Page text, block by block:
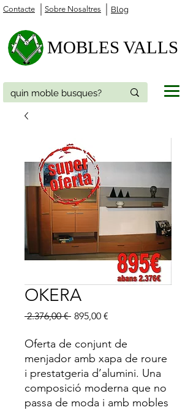
Contacte Blog
Sobre Nosaltres
MOBLES VALLS
OKERA
2.376,00 € Preu
895,00 €
Oferta de conjunt de
menjador amb xapa de roure
i prestatgeria d’alumini. Una
composició moderna que no
passa de moda i amb mobles